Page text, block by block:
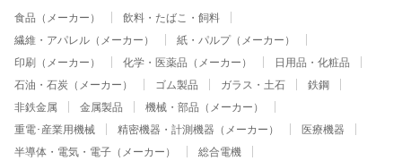
食品（メーカー）
飲料・たばこ・飼料
繊維・アパレル（メーカー）
紙・パルプ（メーカー）
印刷（メーカー）
化学・医薬品（メーカー）
日用品・化粧品
石油・石炭（メーカー）
ゴム製品 ガラス・土石
鉄鋼
非鉄金属
金属製品
機械・部品（メーカー）
重電･産業用機械
精密機器・計測機器（メーカー）
医療機器
半導体・電気・電子（メーカー）
総合電機